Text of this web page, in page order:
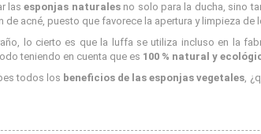
lasesponjas naturalesno solo para la ducha, sino
de acné, puesto que favorece la apertura y limpieza de
lo cierto es que la luffa se utiliza incluso en la
teniendo en cuenta que es 100 % natural y
todos los beneficios de las esponjas vegetales,